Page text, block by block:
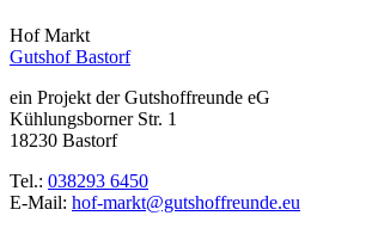
Hof Markt
Gutshof Bastorf
ein Projekt der Gutshoffreunde eG
Kühlungsborner Str. 1
18230 Bastorf
Tel.: 038293 6450
E-Mail: hof-markt@gutshoffreunde.eu